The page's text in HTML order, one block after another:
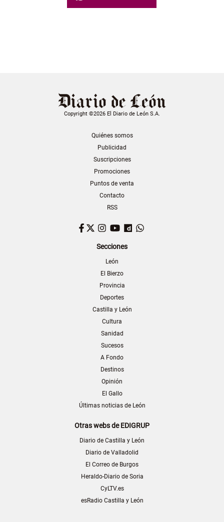
Copyright ©2026 El Diario de León S.A.
Quiénes somos
Publicidad
Suscripciones
Promociones
Puntos de venta
Contacto
RSS
Facebook
TwitterInstagram
YouTubeDailymotion
Secciones
León
El Bierzo
Provincia
Deportes
Castilla y León
Cultura
Sanidad
Sucesos
A Fondo
Destinos
Opinión
El Gallo
Últimas noticias de León
Otras webs de EDIGRUP
Diario de Castilla y León
Diario de Valladolid
El Correo de Burgos
Heraldo-Diario de Soria
CyLTV.es
esRadio Castilla y León